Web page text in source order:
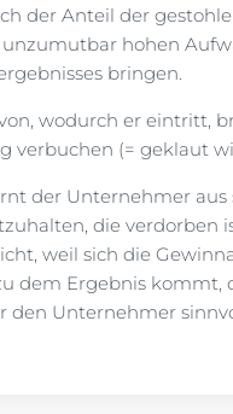
der Anteil der
hohen
bringen.
wodurch er eintritt,
verbuchen (= geklaut
der Unternehmer
die verdorben
weil sich die
dem Ergebnis kommt,
Unternehmer